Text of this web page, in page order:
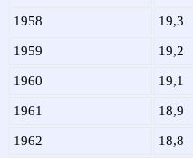
1958 19,3
1959 19,2
1960 19,1
1961 18,9
1962 18,8